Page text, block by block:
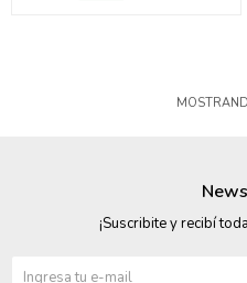
¡Suscribite y recibí